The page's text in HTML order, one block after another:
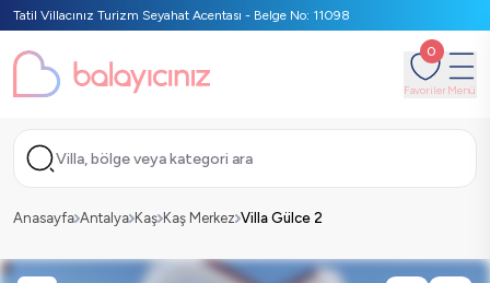
Tatil Villacınız Turizm Seyahat Acentası - Belge No: 11098
0
FavorilerMenü
Villa, bölge veya kategori ara
Anasayfa Antalya Kaş Kaş Merkez Villa Gülce 2